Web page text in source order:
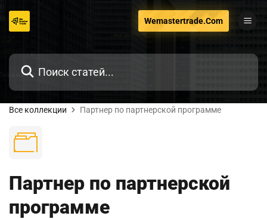
Wemastertrade.Com
Все коллекции Партнер по партнерской программе
Партнер по партнерской
программе